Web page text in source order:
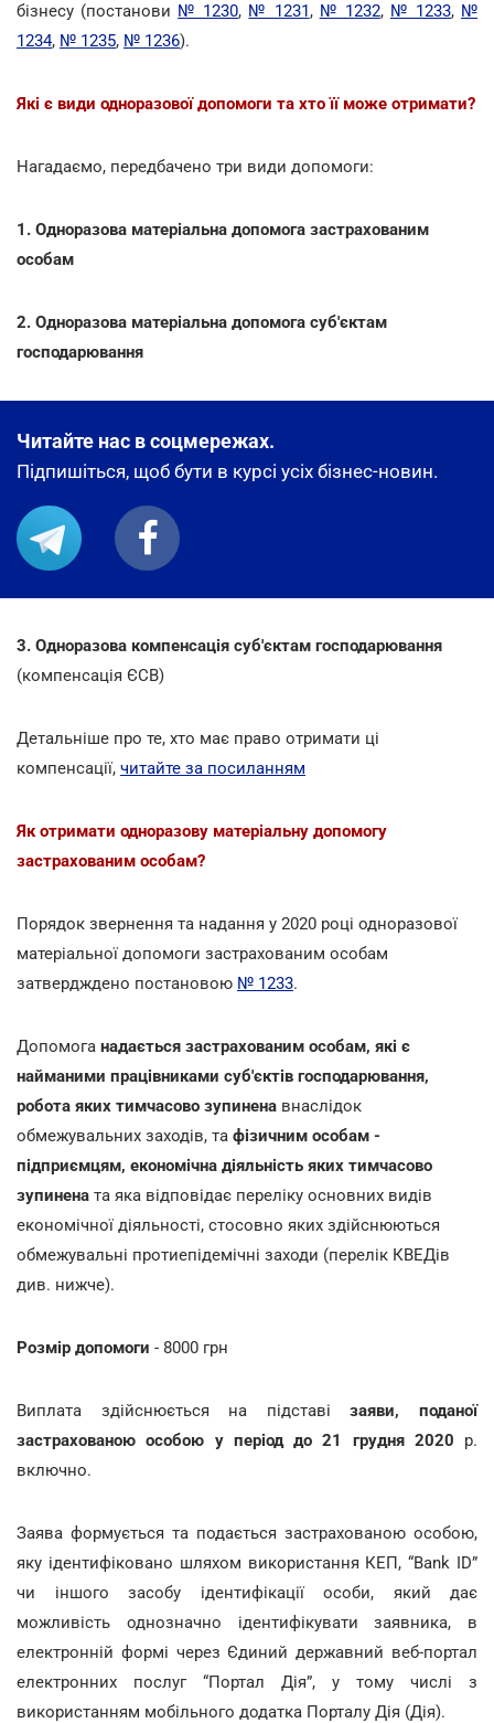
бізнесу (постанови № 1230, № 1231, № 1232, № 1233, №
1234, № 1235, № 1236).
Які є види одноразової допомоги та хто її може отримати?
Нагадаємо, передбачено три види допомоги:
1. Одноразова матеріальна допомога застрахованим
особам
2. Одноразова матеріальна допомога суб'єктам
господарювання
Читайте нас в соцмережах.
Підпишіться, щоб бути в курсі усіх бізнес-новин.
3. Одноразова компенсація суб'єктам господарювання
(компенсація ЄСВ)
Детальніше про те, хто має право отримати ці
компенсації, читайте за посиланням
Як отримати одноразову матеріальну допомогу
застрахованим особам?
Порядок звернення та надання у 2020 році одноразової
матеріальної допомоги застрахованим особам
затвердждено постановою № 1233.
Допомога надається застрахованим особам, які є
найманими працівниками суб'єктів господарювання,
робота яких тимчасово зупинена внаслідок
обмежувальних заходів, та фізичним особам -
підприємцям, економічна діяльність яких тимчасово
зупинена та яка відповідає переліку основних видів
економічної діяльності, стосовно яких здійснюються
обмежувальні протиепідемічні заходи (перелік КВЕДів
див. нижче).
Розмір допомоги - 8000 грн
Виплата здійснюється на підставізаяви, поданої
застрахованою особою у період до 21 грудня 2020 р.
включно.
Заява формується та подається застрахованою особою,
яку ідентифіковано шляхом використання КЕП, “Bank ID”
чи іншого засобу ідентифікації особи, який дає
можливість однозначно ідентифікувати заявника, в
електронній формі через Єдиний державний веб-портал
електронних послуг “Портал Дія”, у тому числі з
використанням мобільного додатка Порталу Дія (Дія).